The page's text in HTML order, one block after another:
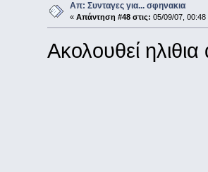
Απ: Συνταγες για... σφηνακια
« Απάντηση #48 στις: 05/09/07, 00:48
Ακολουθεί